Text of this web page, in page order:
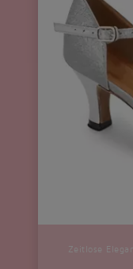
Zeitlose